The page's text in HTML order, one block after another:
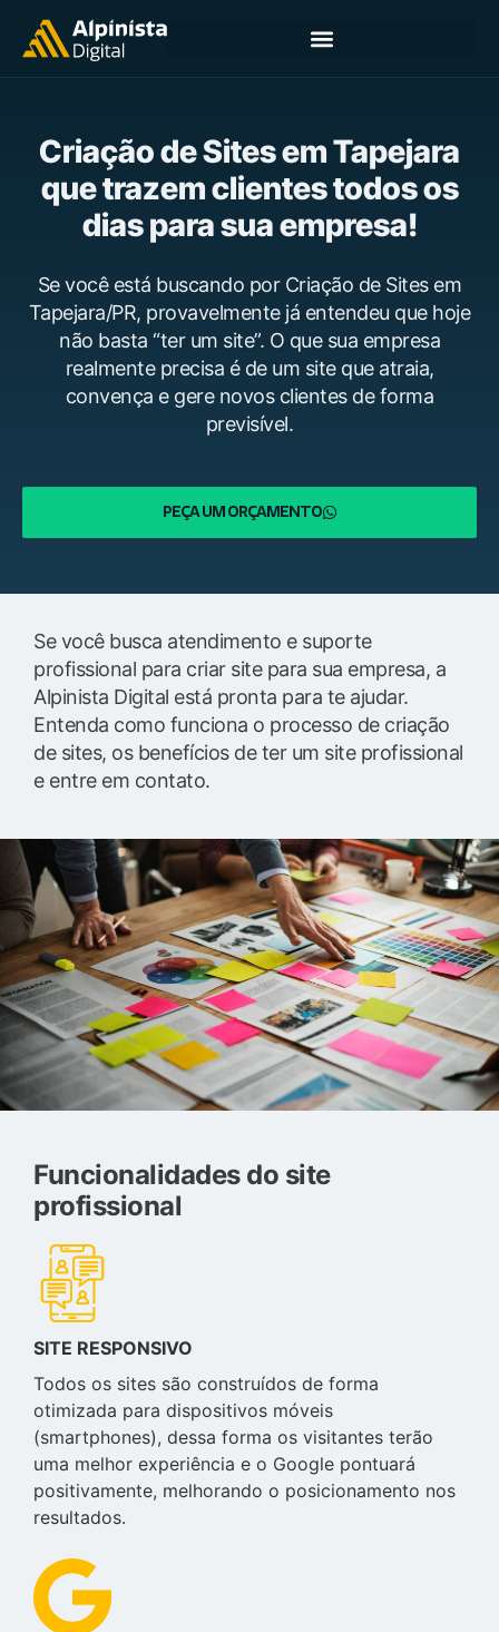
Criação de Sites em Tapejara
que trazem clientes todos os
dias para sua empresa!
Se você está buscando por Criação de Sites em
Tapejara/PR, provavelmente já entendeu que hoje
não basta “ter um site”. O que sua empresa
realmente precisa é de um site que atraia,
convença e gere novos clientes de forma
previsível.
PEÇA UM ORÇAMENTO
Se você busca atendimento e suporte
profissional para criar site para sua empresa, a
Alpinista Digital está pronta para te ajudar.
Entenda como funciona o processo de criação
de sites, os benefícios de ter um site profissional
e entre em contato.
Funcionalidades do site
profissional
SITE RESPONSIVO
Todos os sites são construídos de forma
otimizada para dispositivos móveis
(smartphones), dessa forma os visitantes terão
uma melhor experiência e o Google pontuará
positivamente, melhorando o posicionamento nos
resultados.